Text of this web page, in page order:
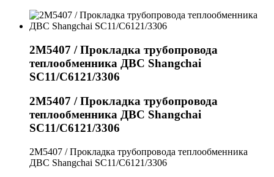
2M5407 / Прокладка трубопровода
теплообменника ДВС Shangchai
SC11/C6121/3306
2M5407 / Прокладка трубопровода
теплообменника ДВС Shangchai
SC11/C6121/3306
2M5407 / Прокладка трубопровода теплообменника
ДВС Shangchai SC11/C6121/3306